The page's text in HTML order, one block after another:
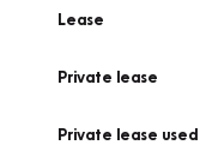
Lease
Private lease
Private lease used